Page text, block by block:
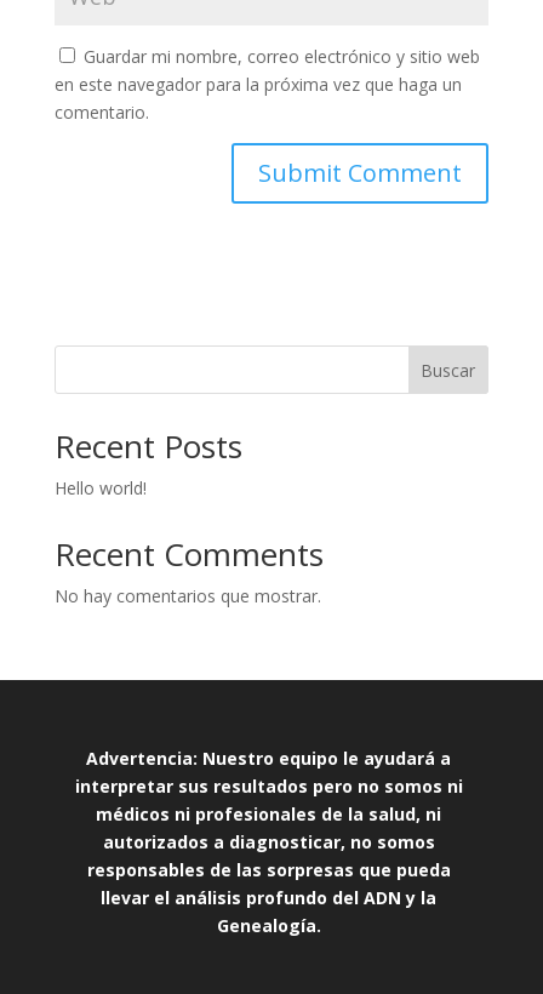
Guardar mi nombre, correo electrónico y sitio web
en este navegador para la próxima vez que haga un
comentario.
Buscar
Recent Posts
Hello world!
Recent Comments
No hay comentarios que mostrar.
Advertencia: Nuestro equipo le ayudará a
interpretar sus resultados pero no somos ni
médicos ni profesionales de la salud, ni
autorizados a diagnosticar, no somos
responsables de las sorpresas que pueda
llevar el análisis profundo del ADN y la
Genealogía.